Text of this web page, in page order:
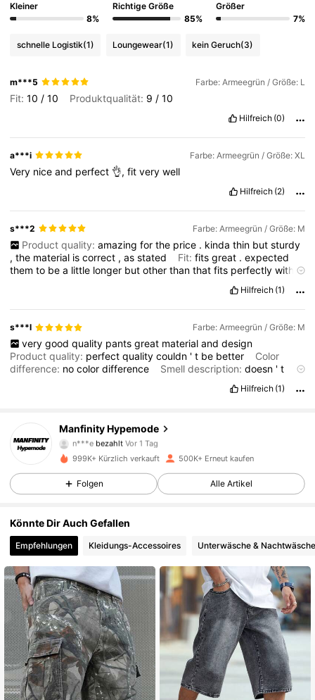
Kleiner
8%
Richtige Größe
85%
Größer
7%
schnelle Logistik(1) Loungewear(1) kein Geruch(3)
m***5 Farbe: Armeegrün / Größe: L
Fit:10 /10 Produktqualität: 9 /10
Hilfreich (0)
a***i Farbe: Armeegrün / Größe: XL
Very niceand perfect 👌,fitverywell
Hilfreich (2)
s***2 Farbe: Armeegrün / Größe: M
Product quality: amazing for the price . kinda thin but sturdy
,the material iscorrect ,asstated Fit:fitsgreat .expected
themto bea little longer butotherthanthatfits perfectlywitha
Hilfreich (1)
s***l Farbe: Armeegrün / Größe: M
very good quality pants great material and design
Product quality: perfectqualitycouldn 't be better
Color
difference: nocolordifference Smell description:doesn 't
Hilfreich (1)
Manfinity Hypemode
4,85
295K Follower
n***ebezahltVor 1 Tag
d***4 istVor 3 Stunden
4,85
4,85
4,85 295K Follower
4,85 295K Follower
999K+ Kürzlich verkauft 500K+ Erneut kaufen
Folgen Alle Artikel
Könnte Dir Auch Gefallen
Empfehlungen Kleidungs-Accessoires Unterwäsche & Nachtwäsche